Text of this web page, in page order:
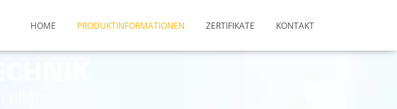
HOME PRODUKTINFORMATIONEN ZERTIFIKATE KONTAKT